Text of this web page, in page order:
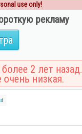
use only!
рекламу
2 лет назад.
низкая.